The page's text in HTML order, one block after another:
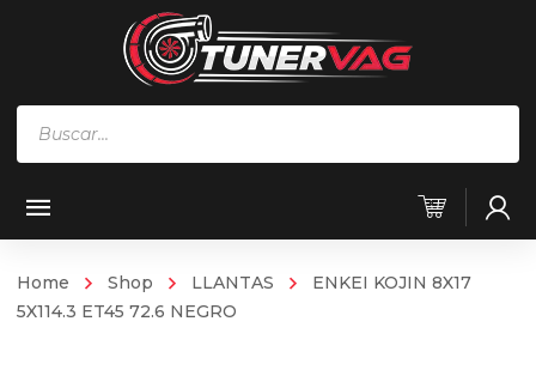
Home Shop LLANTAS
ENKEI KOJIN 8X17
5X114.3 ET45 72.6 NEGRO